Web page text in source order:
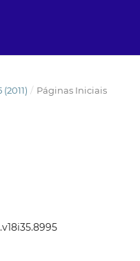
/ Páginas Iniciais